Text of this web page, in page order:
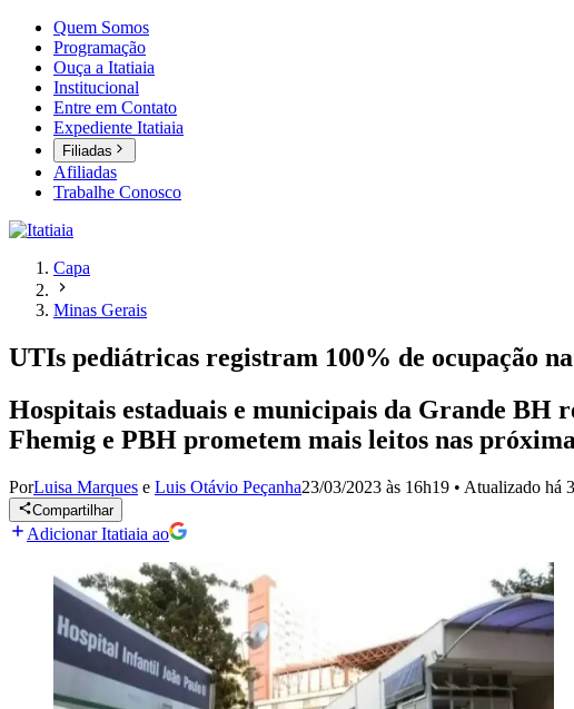
Quem Somos
Programação
Ouça a Itatiaia
Institucional
Entre em Contato
Expediente Itatiaia
Filiadas
Afiliadas
Trabalhe Conosco
Capa
Minas Gerais
UTIs pediátricas registram 100% de ocupação
Hospitais estaduais e municipais da Grande
Fhemig e PBH prometem mais leitos nas
PorLuisa Marques e Luis Otávio Peçanha23/03/2023 às 16h19 • Atualizado há
Compartilhar
Adicionar Itatiaia ao